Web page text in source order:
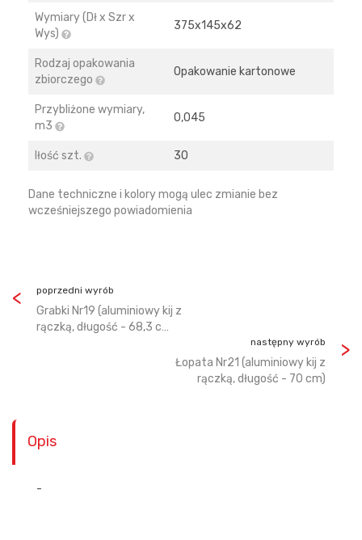
Wymiary (Dł x Szr x
Wys)
375х145х62
Rodzaj opakowania
zbiorczego
Opakowanie kartonowe
Przybliżone wymiary,
m3
0,045
Iłość szt. 30
Dane techniczne i kolory mogą ulec zmianie bez
wcześniejszego powiadomienia
poprzedni wyrób
Grabki Nr19 (aluminiowy kij z
rączką, długość - 68,3 c…
następny wyrób
Łopata Nr21 (aluminiowy kij z
rączką, długość - 70 cm)
Opis
-